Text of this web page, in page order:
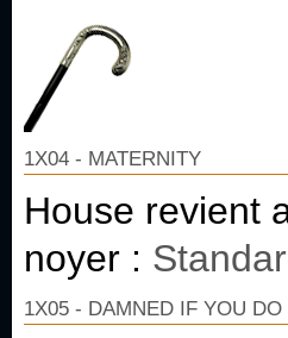
1X04 - MATERNITY
House revient
noyer :
1X05 - DAMNED IF YOU DO